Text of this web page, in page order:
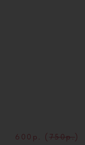
600р. ( 750р.)